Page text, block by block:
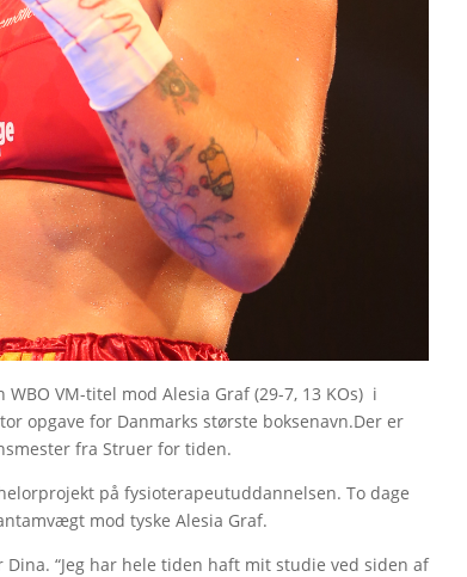
VM-titel mod Alesia Graf (29-7, 13 KOs) i
opgave for Danmarks største boksenavn.Der er
fra Struer for tiden.
på fysioterapeutuddannelsen. To dage
mod tyske Alesia Graf.
“Jeg har hele tiden haft mit studie ved siden af